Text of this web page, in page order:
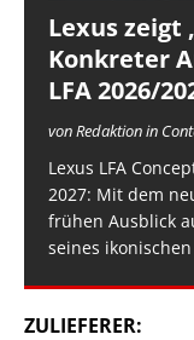
Lexus zeigt
Konkreter
LFA 2026/
von Redaktion in
Lexus LFA
2027: Mit dem
frühen Ausblick
seines
ZULIEFERER: